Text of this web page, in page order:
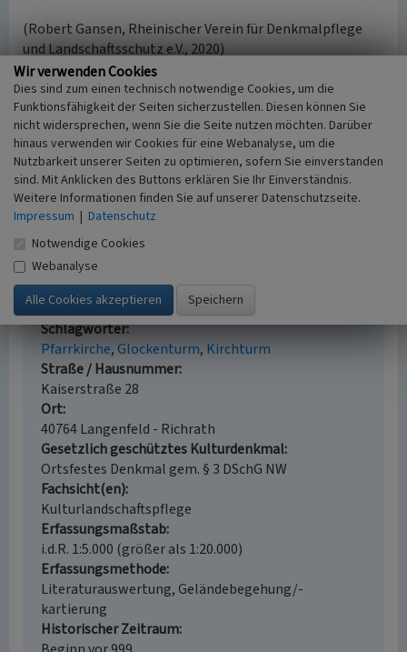
(Robert Gansen, Rheinischer Verein für Denkmalpflege
und Landschaftsschutz e.V., 2020)
Internet
www.langenfeld.de: Denkmalliste der Stadt Langenfeld,
Rhld., Stand Oktober 2019 (abgerufen 30.01.2020)
www.kklangenfeld.de: Kirche St. Martin (abgerufen
30.01.2020)
de.wikipedia.org: St. Martinus (abgerufen 30.01.2020)
www.rp-onlinde.de: Zu St. Martin gehört Langenfelds
ältester Bau (abgerufen 30.01.2020)
Katholische Pfarrkirche Sankt Martinus in
Richrath
Schlagwörter
Pfarrkirche Glockenturm Kirchturm
Straße / Hausnummer
Kaiserstraße 28
Ort
40764 Langenfeld - Richrath
Gesetzlich geschütztes Kulturdenkmal
Ortsfestes Denkmal gem. § 3 DSchG NW
Fachsicht(en)
Kulturlandschaftspflege
Erfassungsmaßstab
i.d.R. 1:5.000 (größer als 1:20.000)
Erfassungsmethode
Literaturauswertung, Geländebegehung/-
kartierung
Historischer Zeitraum
Wir verwenden Cookies
Dies sind zum einen technisch notwendige Cookies, um die
Funktionsfähigkeit der Seiten sicherzustellen. Diesen können Sie
nicht widersprechen, wenn Sie die Seite nutzen möchten. Darüber
hinaus verwenden wir Cookies für eine Webanalyse, um die
Nutzbarkeit unserer Seiten zu optimieren, sofern Sie einverstanden
sind. Mit Anklicken des Buttons erklären Sie Ihr Einverständnis.
Weitere Informationen finden Sie auf unserer Datenschutzseite.
Impressum | Datenschutz
Notwendige Cookies
Webanalyse